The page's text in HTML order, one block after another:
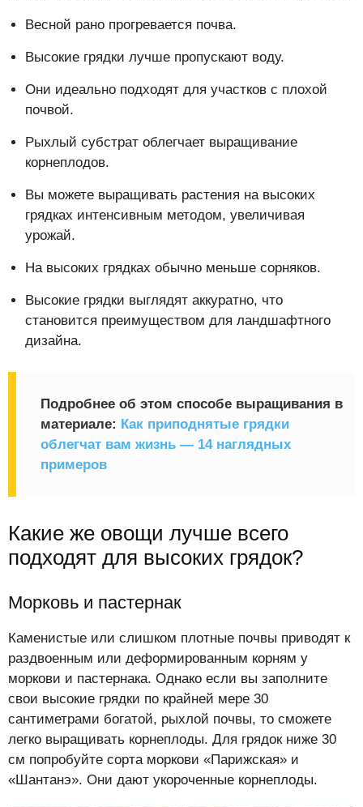
Весной рано прогревается почва.
Высокие грядки лучше пропускают воду.
Они идеально подходят для участков с плохой
почвой.
Рыхлый субстрат облегчает выращивание
корнеплодов.
Вы можете выращивать растения на высоких
грядках интенсивным методом, увеличивая
урожай.
На высоких грядках обычно меньше сорняков.
Высокие грядки выглядят аккуратно, что
становится преимуществом для ландшафтного
дизайна.
Подробнее об этом способе выращивания в
материале: Как приподнятые грядки
облегчат вам жизнь — 14 наглядных
примеров
Какие же овощи лучше всего
подходят для высоких грядок?
Морковь и пастернак
Каменистые или слишком плотные почвы приводят к
раздвоенным или деформированным корням у
моркови и пастернака. Однако если вы заполните
свои высокие грядки по крайней мере 30
сантиметрами богатой, рыхлой почвы, то сможете
легко выращивать корнеплоды. Для грядок ниже 30
см попробуйте сорта моркови «Парижская» и
«Шантанэ». Они дают укороченные корнеплоды.